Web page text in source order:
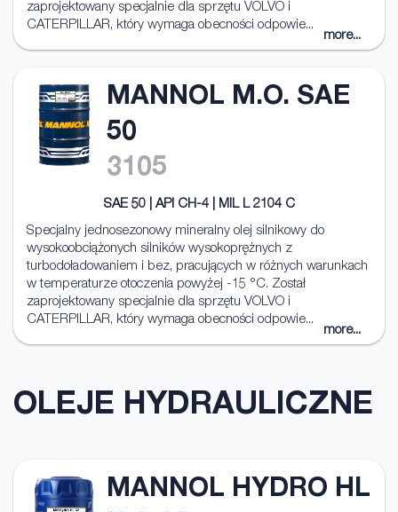
zaprojektowany specjalnie dla sprzętu VOLVO i
CATERPILLAR, który wymaga obecności odpowie...
more...
MANNOL M.O. SAE
50
3105
SAE 50 | API CH-4 | MIL L 2104 C
Specjalny jednosezonowy mineralny olej silnikowy do
wysokoobciążonych silników wysokoprężnych z
turbodoładowaniem i bez, pracujących w różnych warunkach
w temperaturze otoczenia powyżej -15 °C. Został
zaprojektowany specjalnie dla sprzętu VOLVO i
CATERPILLAR, który wymaga obecności odpowie...
more...
OLEJE HYDRAULICZNE
MANNOL HYDRO HL